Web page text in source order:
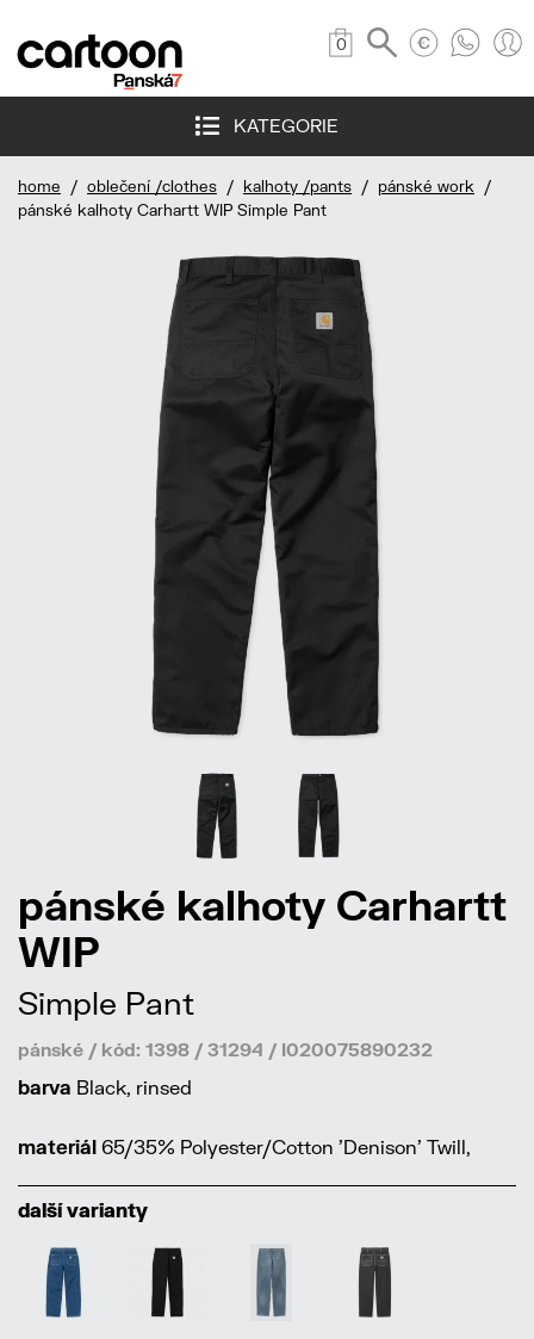
0
KATEGORIE
home / oblečení /clothes / kalhoty /pants / pánské work /
pánské kalhoty Carhartt WIP Simple Pant
pánské kalhoty Carhartt
WIP
Simple Pant
pánské / kód: 1398 / 31294 / I020075890232
barva Black, rinsed
materiál 65/35% Polyester/Cotton 'Denison' Twill,
další varianty